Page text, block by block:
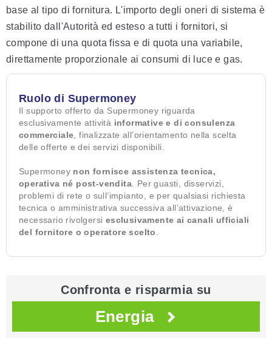
base al tipo di fornitura. L'importo degli oneri di sistema è
stabilito dall'Autorità ed esteso a tutti i fornitori, si
compone di una quota fissa e di quota una variabile,
direttamente proporzionale ai consumi di luce e gas.
Ruolo di Supermoney
Il supporto offerto da Supermoney riguarda
esclusivamente attività informative e di consulenza
commerciale , finalizzate all’orientamento nella scelta
delle offerte e dei servizi disponibili.
Supermoney non fornisce assistenza tecnica,
operativa né post-vendita . Per guasti, disservizi,
problemi di rete o sull’impianto, e per qualsiasi richiesta
tecnica o amministrativa successiva all’attivazione, è
necessario rivolgersi esclusivamente ai canali ufficiali
del fornitore o operatore scelto
Confronta e risparmia su
Energia